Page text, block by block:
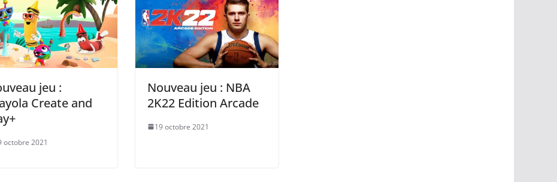
jeu :
Create and
octobre 2021
Nouveau jeu : NBA
2K22 Edition Arcade
19 octobre 2021